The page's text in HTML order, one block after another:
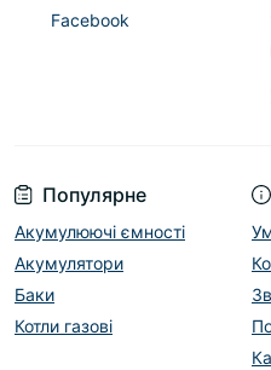
Популярне
Акумулюючі ємності
Акумулятори
Баки
Котли газові
Facebook